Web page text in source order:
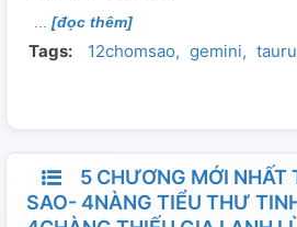
[đọc thêm]
Tags: 12chomsao gemini
5 CHƯƠNG MỚI NHẤT
SAO- 4NÀNG TIỂU THƯ